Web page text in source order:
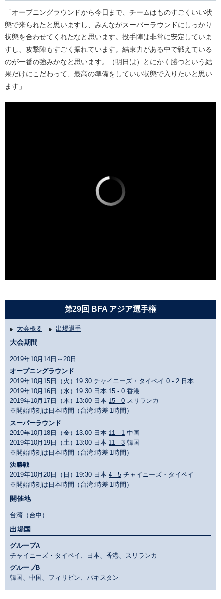
「オープニングラウンドから今日まで、チームはものすごくいい状
態で来られたと思いますし、みんながスーパーラウンドにしっかり
状態を合わせてくれたなと思います。投手陣は非常に安定していま
すし、攻撃陣もすごく振れています。結束力がある中で戦えている
のが一番の強みかなと思います。（明日は）とにかく勝つという結
果だけにこだわって、最高の準備をしていい状態で入りたいと思い
ます」
第29回 BFA アジア選手権
大会概要 出場選手
大会期間
2019年10月14日～20日
オープニングラウンド
2019年10月15日（火）19:30 チャイニーズ・タイペイ 0 - 2 日本
2019年10月16日（水）19:30 日本 15 - 0 香港
2019年10月17日（木）13:00 日本 15 - 0 スリランカ
※開始時刻は日本時間（台湾:時差-1時間）
スーパーラウンド
2019年10月18日（金）13:00 日本 11 - 1 中国
2019年10月19日（土）13:00 日本 11 - 3 韓国
※開始時刻は日本時間（台湾:時差-1時間）
決勝戦
2019年10月20日（日）19:30 日本 4 - 5 チャイニーズ・タイペイ
※開始時刻は日本時間（台湾:時差-1時間）
開催地
台湾（台中）
出場国
グループA
チャイニーズ・タイペイ、日本、香港、スリランカ
グループB
韓国、中国、フィリピン、パキスタン